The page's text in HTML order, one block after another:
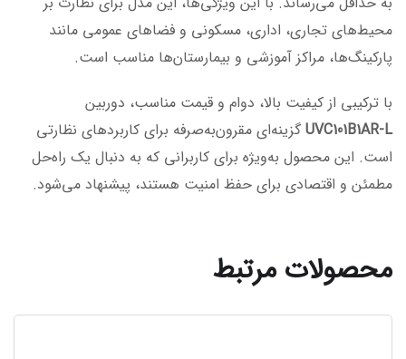
محیط‌های تجاری، اداری، مسکونی و فضاهای عمومی مانند
پارکینگ‌ها، مراکز آموزشی و بیمارستان‌ها مناسب است.
با ترکیبی از کیفیت بالا، دوام و قیمت مناسب، دوربین
UVC101B1AR-Lگزینه‌ای مقرون‌به‌صرفه برای کاربردهای نظارتی
است. این محصول به‌ویژه برای کاربرانی که به دنبال یک راه‌حل
مطمئن و اقتصادی برای حفظ امنیت هستند، پیشنهاد می‌شود.
محصولات مرتبط